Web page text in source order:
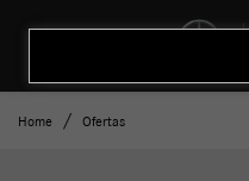
Home Ofertas